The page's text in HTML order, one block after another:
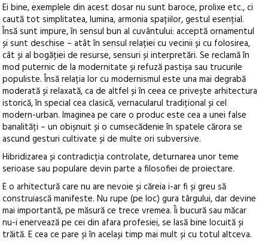
Ei bine, exemplele din acest dosar nu sunt baroce, prolixe etc., ci
caută tot simplitatea, lumina, armonia spațiilor, gestul esențial.
Însă sunt impure, în sensul bun al cuvântului: acceptă ornamentul
și sunt deschise – atât în sensul relației cu vecinii și cu folosirea,
cât și al bogăției de resurse, sensuri și interpretări. Se reclamă în
mod puternic de la modernitate și refuză pastișa sau trucurile
populiste. Însă relația lor cu modernismul este una mai degrabă
moderată și relaxată, ca de altfel și în ceea ce privește arhitectura
istorică, în special cea clasică, vernacularul tradițional și cel
modern-urban. Imaginea pe care o produc este cea a unei false
banalități – un obișnuit și o cumsecădenie în spatele cărora se
ascund gesturi cultivate și de multe ori subversive.
Hibridizarea și contradicția controlate, deturnarea unor teme
serioase sau populare devin parte a filosofiei de proiectare.
E o arhitectură care nu are nevoie și căreia i-ar fi și greu să
construiască manifeste. Nu rupe (pe loc) gura târgului, dar devine
mai importantă, pe măsură ce trece vremea. Îi bucură sau măcar
nu-i enervează pe cei din afara profesiei, se lasă bine locuită și
trăită. E cea ce pare și în același timp mai mult și cu totul altceva.